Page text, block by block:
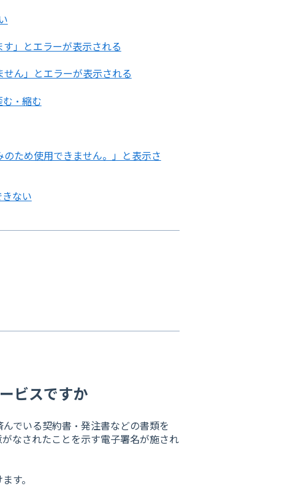
」とエラーが表示される
ん」とエラーが表示される
・縮む
のため使用できません。」と表示さ
ない
ビスですか
でいる契約書・発注書などの書類を
なされたことを示す電子署名が施され
す。